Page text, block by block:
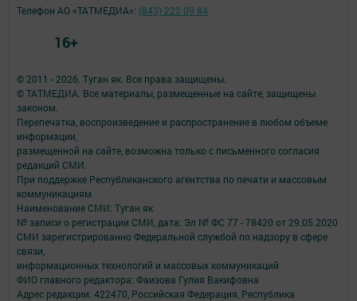
© 2011 - 2026. Туган як. Все права защищены.
© ТАТМЕДИА. Все материалы, размещенные на сайте, защищены
законом.
Перепечатка, воспроизведение и распространение в любом объеме
информации,
размещенной на сайте, возможна только с письменного согласия
редакций СМИ.
При поддержке Республиканского агентства по печати и массовым
коммуникациям.
Наименование СМИ: Туган як
№ записи о регистрации СМИ, дата: Эл № ФС 77 - 78420 от 29.05.2020
СМИ зарегистрированно Федеральной службой по надзору в сфере
связи,
информационных технологий и массовых коммуникаций
ФИО главного редактора: Фаизова Гулия Вакифовна
Адрес редакции: 422470, Российская Федерация, Республика
Телефон АО «ТАТМЕДИА»: (843) 222 09 84
16+